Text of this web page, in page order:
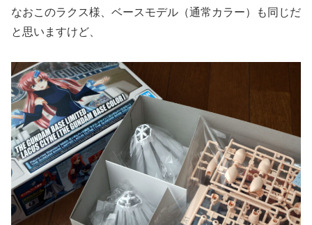
なおこのラクス様、ベースモデル（通常カラー）も同じだ
と思いますけど、